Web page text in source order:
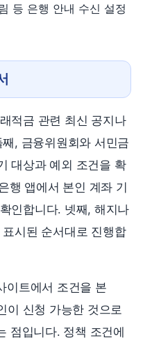
등 은행 안내 수신 설정
적금 관련 최신 공지나
, 금융위원회와 서민금
대상과 예외 조건을 확
행 앱에서 본인 계좌 기
인합니다. 넷째, 해지나
시된 순서대로 진행합
이트에서 조건을 본
이 신청 가능한 것으로
점입니다. 정책 조건에